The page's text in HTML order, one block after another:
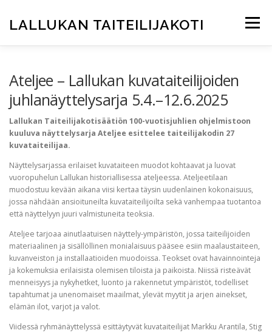
LALLUKAN TAITEILIJAKOTI Valikko
Ateljee – Lallukan kuvataiteilijoiden
juhlanäyttelysarja 5.4.–12.6.2025
Lallukan Taiteilijakotisäätiön 100-vuotisjuhlien ohjelmistoon
kuuluva näyttelysarja Ateljee esittelee taiteilijakodin 27
kuvataiteilijaa.
Näyttelysarjassa erilaiset kuvataiteen muodot kohtaavat ja luovat
vuoropuhelun Lallukan historiallisessa ateljeessa. Ateljeetilaan
muodostuu kevään aikana viisi kertaa täysin uudenlainen kokonaisuus,
jossa nähdään ansioituneilta kuvataiteilijoilta sekä vanhempaa tuotantoa
että näyttelyyn juuri valmistuneita teoksia.
Ateljee tarjoaa ainutlaatuisen näyttely-ympäristön, jossa taiteilijoiden
materiaalinen ja sisällöllinen monialaisuus pääsee esiin maalaustaiteen,
kuvanveiston ja installaatioiden muodoissa. Teokset ovat havainnointeja
ja kokemuksia erilaisista olemisen tiloista ja paikoista. Niissä risteävät
menneisyys ja nykyhetket, luonto ja rakennetut ympäristöt, todelliset
tapahtumat ja unenomaiset maailmat, ylevät myytit ja arjen ainekset,
elämän ilot, varjot ja valot.
Viidessä ryhmänäyttelyssä esittäytyvät kuvataiteilijat Markku Arantila, Stig